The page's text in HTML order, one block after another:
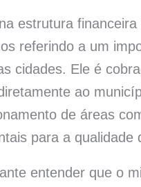
estrutura
referindo a um
cidades. Ele é
ao
de áreas
para a qualidade
entender que o